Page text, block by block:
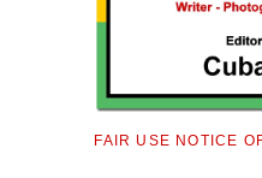
FAIR USE NOTICE